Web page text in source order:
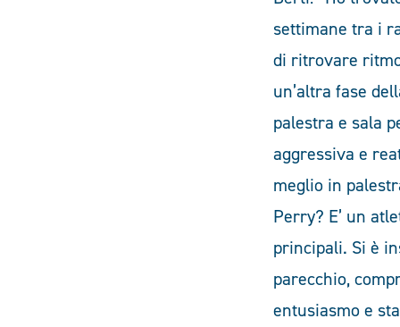
settimane tra i
di ritrovare
un’altra fase
palestra e sala
aggressiva e
meglio in
Perry? E’ un
principali. Si è
parecchio,
entusiasmo e